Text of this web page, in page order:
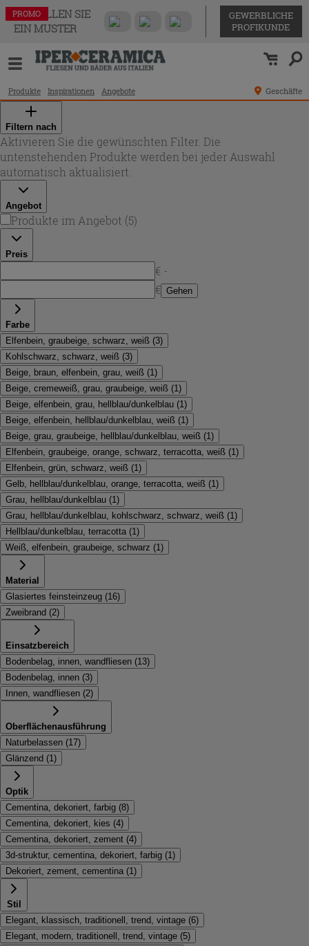
BESTELLEN SIE
EIN MUSTER
GEWERBLICHE
PROFIKUNDE
Produkte Inspirationen Angebote Geschäfte
Filtern nach
Aktivieren Sie die gewünschten Filter. Die
untenstehenden Produkte werden bei jeder Auswahl
automatisch aktualisiert.
Angebot
Produkte im Angebot (5)
Preis
€ -
€ Gehen
Farbe
Elfenbein, graubeige, schwarz, weiß (3)
Kohlschwarz, schwarz, weiß (3)
Beige, braun, elfenbein, grau, weiß (1)
Beige, cremeweiß, grau, graubeige, weiß (1)
Beige, elfenbein, grau, hellblau/dunkelblau (1)
Beige, elfenbein, hellblau/dunkelblau, weiß (1)
Beige, grau, graubeige, hellblau/dunkelblau, weiß (1)
Elfenbein, graubeige, orange, schwarz, terracotta, weiß (1)
Elfenbein, grün, schwarz, weiß (1)
Gelb, hellblau/dunkelblau, orange, terracotta, weiß (1)
Grau, hellblau/dunkelblau (1)
Grau, hellblau/dunkelblau, kohlschwarz, schwarz, weiß (1)
Hellblau/dunkelblau, terracotta (1)
Weiß, elfenbein, graubeige, schwarz (1)
Material
Glasiertes feinsteinzeug (16)
Zweibrand (2)
Einsatzbereich
Bodenbelag, innen, wandfliesen (13)
Bodenbelag, innen (3)
Innen, wandfliesen (2)
Oberflächenausführung
Naturbelassen (17)
Glänzend (1)
Optik
Cementina, dekoriert, farbig (8)
Cementina, dekoriert, kies (4)
Cementina, dekoriert, zement (4)
3d-struktur, cementina, dekoriert, farbig (1)
Dekoriert, zement, cementina (1)
Stil
Elegant, klassisch, traditionell, trend, vintage (6)
Elegant, modern, traditionell, trend, vintage (5)
PROMO
PROMO
PROMO
PROMO
PROMO